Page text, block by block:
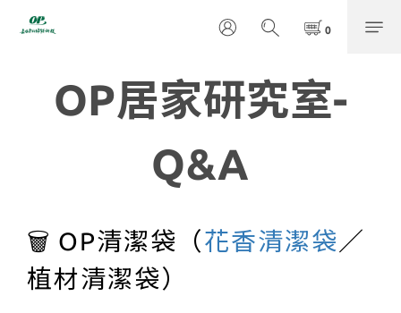
OP居家研究室-
Q&A
🗑️ OP清潔袋（花香清潔袋 ／
植材清潔袋）